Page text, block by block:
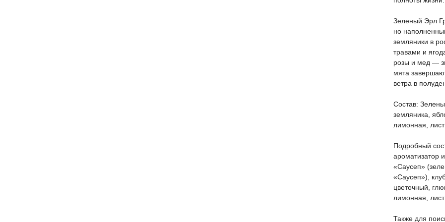
Зеленый Эрл
но
земляники в
травами и
розы и мед —
мята
ветра в
Состав:
земляника,
лимонная,
Подробный
ароматизатор
«Саусеп»
«Саусеп»),
цветочный,
лимонная,
Также для